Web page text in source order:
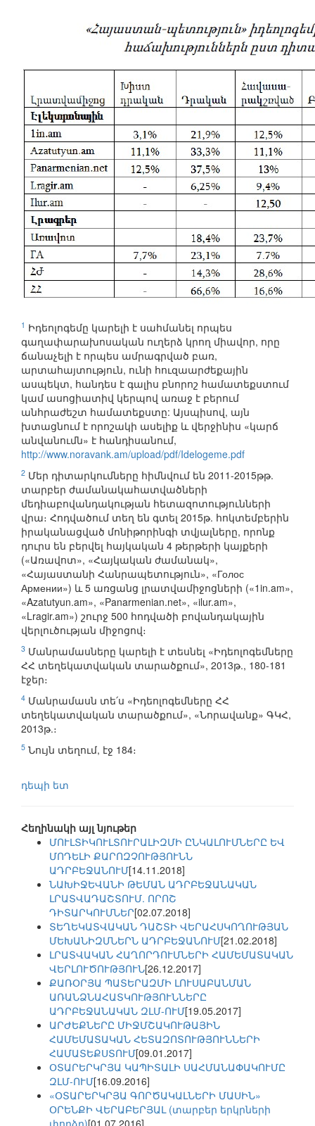
1 Իդեոլոգեմը կարելի է սահմանել որպես
գաղափարախոսական ուղերձ կրող միավոր, որը
ճանաչելի է որպես ամրագրված բառ,
արտահայտություն, ունի հուզաարժեքային
ասպեկտ, հանդես է գալիս բնորոշ համատեքստում
կամ ասոցիատիվ կերպով առաջ է բերում
անհրաժեշտ համատեքստը: Այսպիսով, այն
խտացնում է որոշակի ասելիք և վերջինիս «կարճ
անվանումն» է հանդիսանում,
http://www.noravank.am/upload/pdf/Idelogeme.pdf
2 Մեր դիտարկումները հիմնվում են 2011-2015թթ.
տարբեր ժամանակահատվածների
մեդիաբովանդակության հետազոտությունների
վրա։ Հոդվածում տեղ են գտել 2015թ. հոկտեմբերին
իրականացված մոնիթորինգի տվյալները, որոնք
դուրս են բերվել հայկական 4 թերթերի կայքերի
(«Առավոտ», «Հայկական ժամանակ»,
«Հայաստանի Հանրապետություն», «Голос
Армении») և 5 առցանց լրատվամիջոցների («1in.am»,
«Azatutyun.am», «Panarmenian.net», «ilur.am»,
«Lragir.am») շուրջ 500 հոդվածի բովանդակային
վերլուծության միջոցով։
3 Մանրամասները կարելի է տեսնել «Իդեոլոգեմները
ՀՀ տեղեկատվական տարածքում», 2013թ., 180-181
էջեր։
4 Մանրամասն տե՛ս «Իդեոլոգեմները ՀՀ
տեղեկատվական տարածքում», «Նորավանք» ԳԿՀ,
2013թ.։
5 Նույն տեղում, էջ 184։
դեպի ետ
Հեղինակի այլ նյութեր
ՄՈՒԼՏԻԿՈՒԼՏՈՒՐԱԼԻԶՄԻ ԸՆԿԱԼՈՒՄՆԵՐԸ ԵՎ
ՄՈԴԵԼԻ ՔԱՐՈԶՉՈՒԹՅՈՒՆՆ
ԱԴՐԲԵՋԱՆՈՒՄ[14.11.2018]
ՆԱԽԻՋԵՎԱՆԻ ԹԵՄԱՆ ԱԴՐԲԵՋԱՆԱԿԱՆ
ԼՐԱՏՎԱԴԱՇՏՈՒՄ. ՈՐՈՇ
ԴԻՏԱՐԿՈՒՄՆԵՐ[02.07.2018]
ՏԵՂԵԿԱՏՎԱԿԱՆ ԴԱՇՏԻ ՎԵՐԱՀՍԿՈՂՈՒԹՅԱՆ
ՄԵԽԱՆԻԶՄՆԵՐՆ ԱԴՐԲԵՋԱՆՈՒՄ[21.02.2018]
ԼՐԱՏՎԱԿԱՆ ՀԱՂՈՐԴՈՒՄՆԵՐԻ ՀԱՄԵՄԱՏԱԿԱՆ
ՎԵՐԼՈՒԾՈՒԹՅՈՒՆ[26.12.2017]
ՔԱՌՕՐՅԱ ՊԱՏԵՐԱԶՄԻ ԼՈՒՍԱԲԱՆՄԱՆ
ԱՌԱՆՁՆԱՀԱՏԿՈՒԹՅՈՒՆՆԵՐԸ
ԱԴՐԲԵՋԱՆԱԿԱՆ ԶԼՄ-ՈՒՄ[19.05.2017]
ԱՐԺԵՔՆԵՐԸ ՄԻՋՄՇԱԿՈՒԹԱՅԻՆ
ՀԱՄԵՄԱՏԱԿԱՆ ՀԵՏԱԶՈՏՈՒԹՅՈՒՆՆԵՐԻ
ՀԱՄԱՏԵՔՍՏՈՒՄ[09.01.2017]
ՕՏԱՐԵՐԿՐՅԱ ԿԱՊԻՏԱԼԻ ՍԱՀՄԱՆԱՓԱԿՈՒՄԸ
ԶԼՄ-ՈՒՄ[16.09.2016]
«ՕՏԱՐԵՐԿՐՅԱ ԳՈՐԾԱԿԱԼՆԵՐԻ ՄԱՍԻՆ»
ՕՐԵՆՔԻ ՎԵՐԱԲԵՐՅԱԼ (տարբեր երկրների